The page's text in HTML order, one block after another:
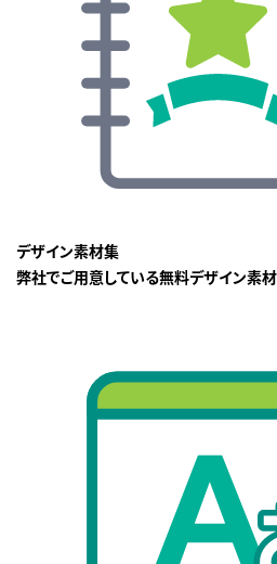
デザイン素材集
弊社でご用意している無料デザイン素